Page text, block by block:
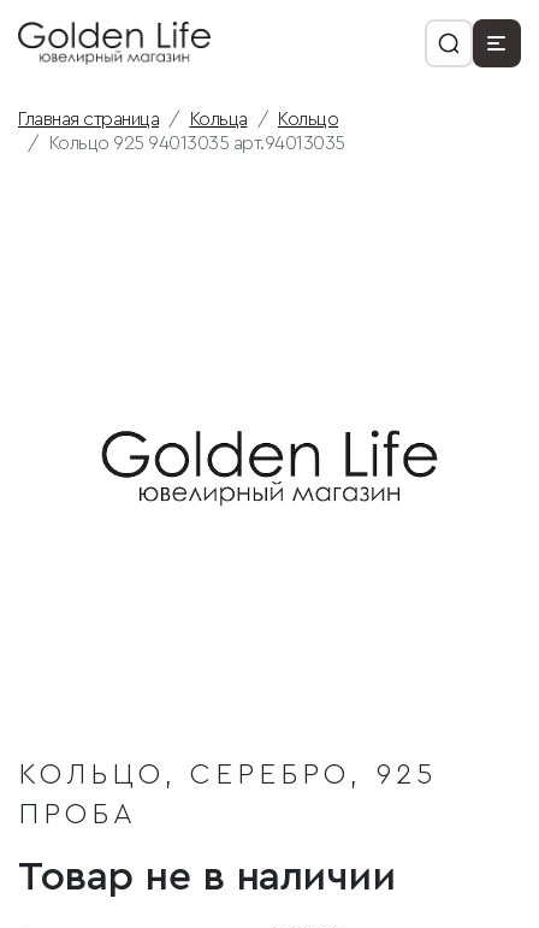
Главная страница Кольца
Кольцо
Кольцо 925 94013035 арт.94013035
КОЛЬЦО, СЕРЕБРО, 925
ПРОБА
Товар не в наличии